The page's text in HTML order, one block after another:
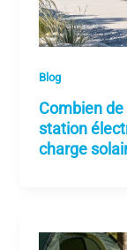
Blog
Combien
station
charge